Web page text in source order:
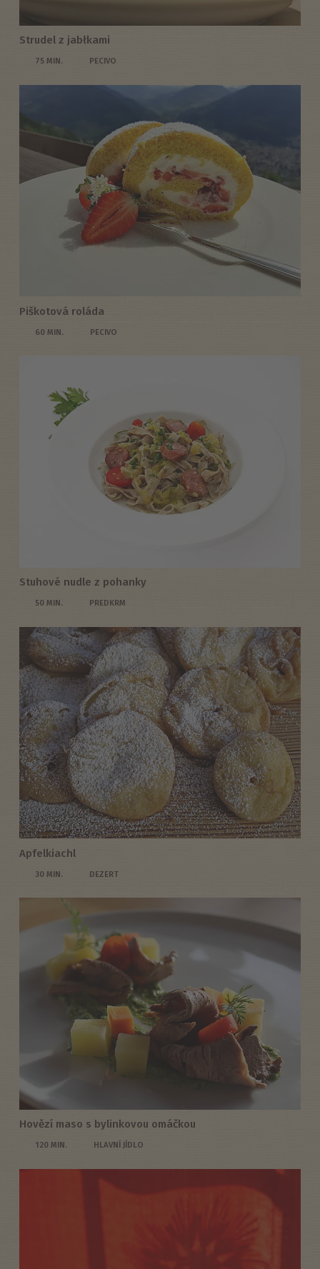
Strudel z jabłkami
75 MIN. PECIVO
Piškotová roláda
60 MIN. PECIVO
Stuhové nudle z pohanky
50 MIN. PREDKRM
Apfelkiachl
30 MIN. DEZERT
Hovězí maso s bylinkovou omáčkou
120 MIN. HLAVNÍ JÍDLO